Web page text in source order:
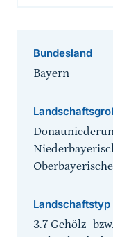
Bundesland
Bayern
Landschaftstyp
3.7 Gehölz-